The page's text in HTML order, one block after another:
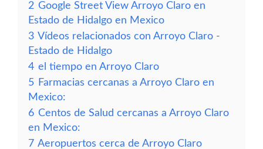
2 Google Street View Arroyo Claro en
Estado de Hidalgo en Mexico
3 Vídeos relacionados con Arroyo Claro -
Estado de Hidalgo
4 el tiempo en Arroyo Claro
5 Farmacias cercanas a Arroyo Claro en
Mexico:
6 Centos de Salud cercanas a Arroyo Claro
en Mexico:
7 Aeropuertos cerca de Arroyo Claro